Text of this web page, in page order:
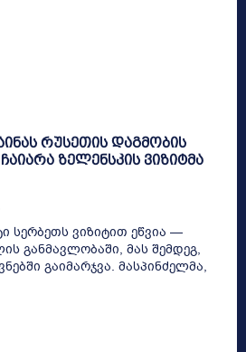
რუსეთის დაგმობის
ზელენსკის ვიზიტმა
სერბეთს ვიზიტით ეწვია —
განმავლობაში, მას შემდეგ,
გაიმარჯვა. მასპინძელმა,